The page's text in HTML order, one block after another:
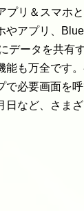
プリ＆スマホ
やアプリ、
データを共有
能も万全です
で必要画面を
日など、さま